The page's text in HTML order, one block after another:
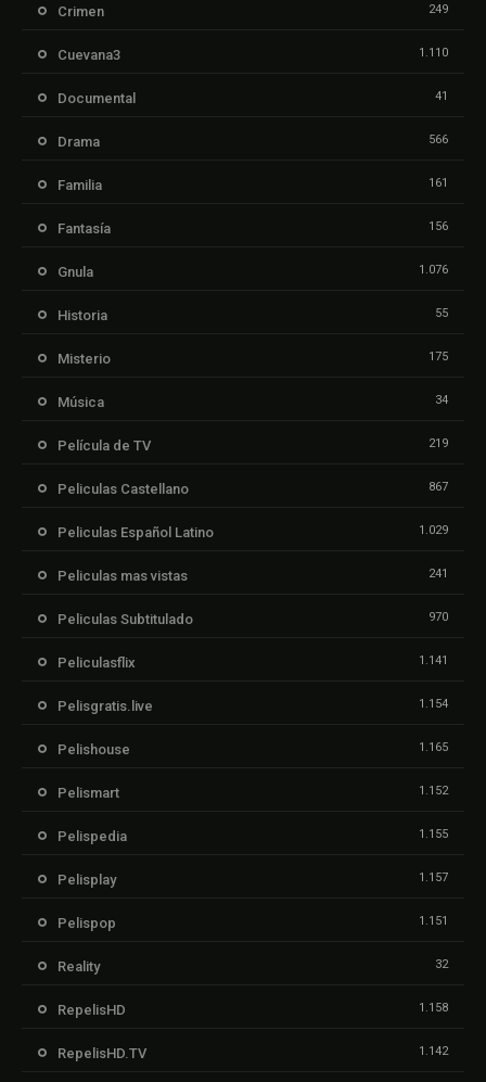
Crimen 249
Cuevana3 1.110
Documental 41
Drama 566
Familia 161
Fantasía 156
Gnula 1.076
Historia 55
Misterio 175
Música 34
Película de TV 219
Peliculas Castellano 867
Peliculas Español Latino 1.029
Peliculas mas vistas 241
Peliculas Subtitulado 970
Peliculasflix 1.141
Pelisgratis.live 1.154
Pelishouse 1.165
Pelismart 1.152
Pelispedia 1.155
Pelisplay 1.157
Pelispop 1.151
Reality 32
RepelisHD 1.158
RepelisHD.TV 1.142